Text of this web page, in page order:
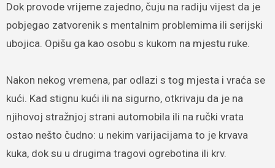
Dok provode vrijeme zajedno, čuju na radiju vijest da je
pobjegao zatvorenik s mentalnim problemima ili serijski
ubojica. Opišu ga kao osobu s kukom na mjestu ruke.
Nakon nekog vremena, par odlazi s tog mjesta i vraća se
kući. Kad stignu kući ili na sigurno, otkrivaju da je na
njihovoj stražnjoj strani automobila ili na ručki vrata
ostao nešto čudno: u nekim varijacijama to je krvava
kuka, dok su u drugima tragovi ogrebotina ili krv.